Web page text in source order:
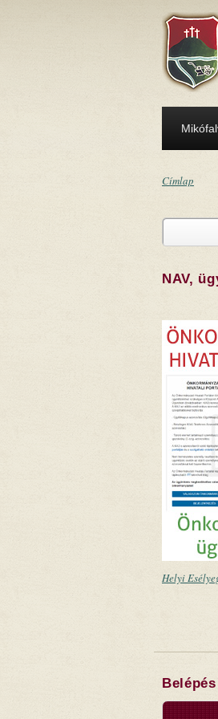
Címlap
Keresés
NAV,
Helyi
Belépés